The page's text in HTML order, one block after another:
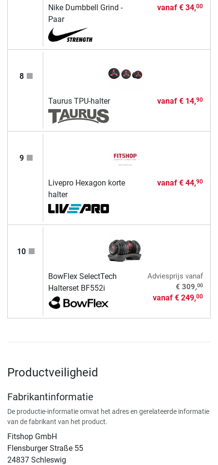
Nike Dumbbell Grind -
Paar
vanaf € 34,00
8
Taurus TPU-halter vanaf € 14,90
9
Livepro Hexagon korte
halter
vanaf € 44,90
10
BowFlex SelectTech
Halterset BF552i
Adviesprijs vanaf
€ 309,00
vanaf € 249,00
Productveiligheid
Fabrikantinformatie
De productie-informatie omvat het adres en gerelateerde informatie
van de fabrikant van het product.
Fitshop GmbH
Flensburger Straße 55
24837 Schleswig